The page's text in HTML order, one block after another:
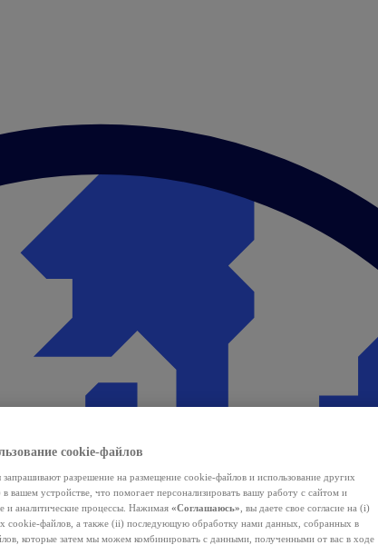
cookie-файлов
разрешение на размещение cookie-файлов и использование других
вашем устройстве, что помогает персонализировать вашу работу с сайтом и
и аналитические процессы. Нажимая «Соглашаюсь» , вы даете свое согласие на (i)
cookie-файлов, а также (ii) последующую обработку нами данных, собранных в
которые затем мы можем комбинировать с данными, полученными от вас в ходе